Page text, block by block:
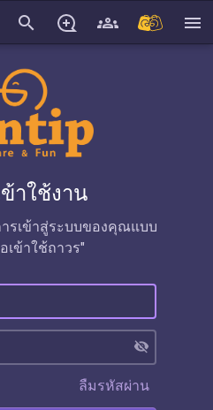
search menu
าใช้งาน
รเข้าสู่ระบบของคุณแบบ
เข้าใช้ถาวร"
visibility_off
ลืมรหัสผ่าน